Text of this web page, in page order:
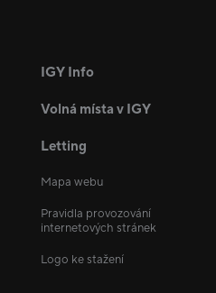
IGY Info
Volná místa v IGY
Letting
Mapa webu
Pravidla provozování
internetových stránek
Logo ke stažení